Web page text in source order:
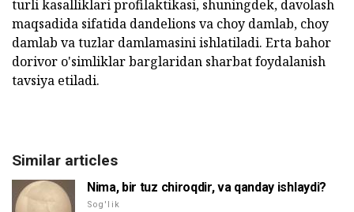
turli kasalliklari profilaktikasi, shuningdek, davolash
maqsadida sifatida dandelions va choy damlab, choy
damlab va tuzlar damlamasini ishlatiladi. Erta bahor
dorivor o'simliklar barglaridan sharbat foydalanish
tavsiya etiladi.
Similar articles
Nima, bir tuz chiroqdir, va qanday ishlaydi?
Sog'lik